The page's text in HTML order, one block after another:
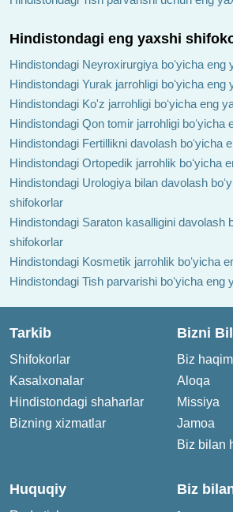
Hindistondagi eng yaxshi
Hindistondagi Neyroxirurgiya boʻyicha eng
Hindistondagi Yurak jarrohligi boʻyicha
Hindistondagi Ko'z jarrohligi boʻyicha eng
Hindistondagi Qon tomir jarrohligi boʻyicha
Hindistondagi Fertillikni davolash boʻyicha
Hindistondagi Ortopedik jarrohlik boʻyicha
Hindistondagi Urologiya bilan davolash
shifokorlar
Hindistondagi Saraton kasalligini davolash
shifokorlar
Hindistondagi Kosmetik jarrohlik boʻyicha
Hindistondagi Tish parvarishi boʻyicha eng
Tarkib
Shifokorlar
Kasalxonalar
Hindistondagi shaharlar
Bizning xizmatlar
Bizni
Biz
Aloqa
Missiya
Jamoa
Biz bilan
Huquqiy Biz